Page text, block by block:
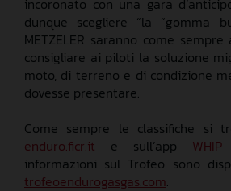
incoronato con una gara
dunque scegliere “la “gomma
METZELER saranno come
consigliare ai piloti la soluzione
moto, di terreno e di condizione
dovesse presentare.
Come sempre le classifiche si
enduro.ficr.it e sull’app
informazioni sul Trofeo sono
trofeoendurogasgas.com.